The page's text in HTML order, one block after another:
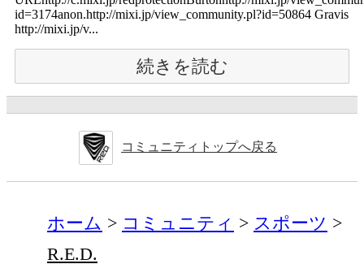
id=3174anon.http://mixi.jp/view_community.pl?id=50864 Gravis
http://mixi.jp/v...
続きを読む
コミュニティトップへ戻る
ホーム コミュニティ
スポーツ
R.E.D.